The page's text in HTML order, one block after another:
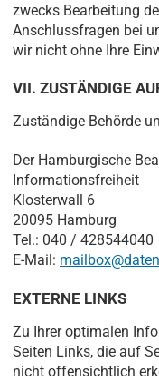
zwecks Bearbeitung
Anschlussfragen bei
wir nicht ohne Ihre
VII. ZUSTÄNDIGE
Zuständige Behörde
Der Hamburgische
Informationsfreiheit
Klosterwall 6
20095 Hamburg
Tel.: 040 / 428544040
E-Mail:
EXTERNE LINKS
Zu Ihrer optimalen
Seiten Links, die auf
nicht offensichtlich